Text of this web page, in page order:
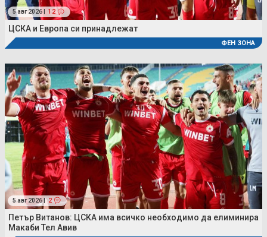
5 авг 2026 | 12
ЦСКА и Европа си принадлежат
ФЕН ЗОНА
5 авг 2026 | 2
Петър Витанов: ЦСКА има всичко необходимо да елиминира
Макаби Тел Авив